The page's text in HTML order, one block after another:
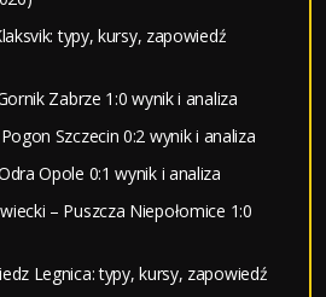
typy, kursy, zapowiedź
Zabrze 1:0 wynik i analiza
Szczecin 0:2 wynik i analiza
Opole 0:1 wynik i analiza
– Puszcza Niepołomice 1:0
Legnica: typy, kursy, zapowiedź